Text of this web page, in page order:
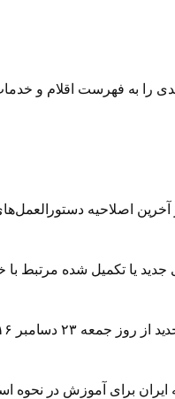
را به فهرست اقلام و
اصلاحیه
یا تکمیل شده مرتبط
برای آموزش در نحوه